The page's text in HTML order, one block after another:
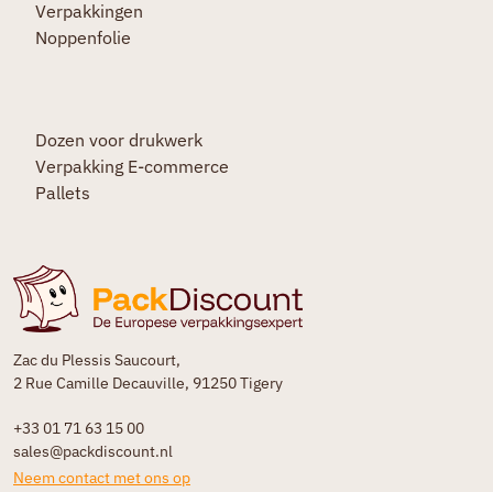
Zac du Plessis Saucourt,
2 Rue Camille Decauville, 91250 Tigery
+33 01 71 63 15 00
sales@packdiscount.nl
Neem contact met ons op
Verpakkingen
Noppenfolie
Dozen voor drukwerk
Verpakking E-commerce
Pallets